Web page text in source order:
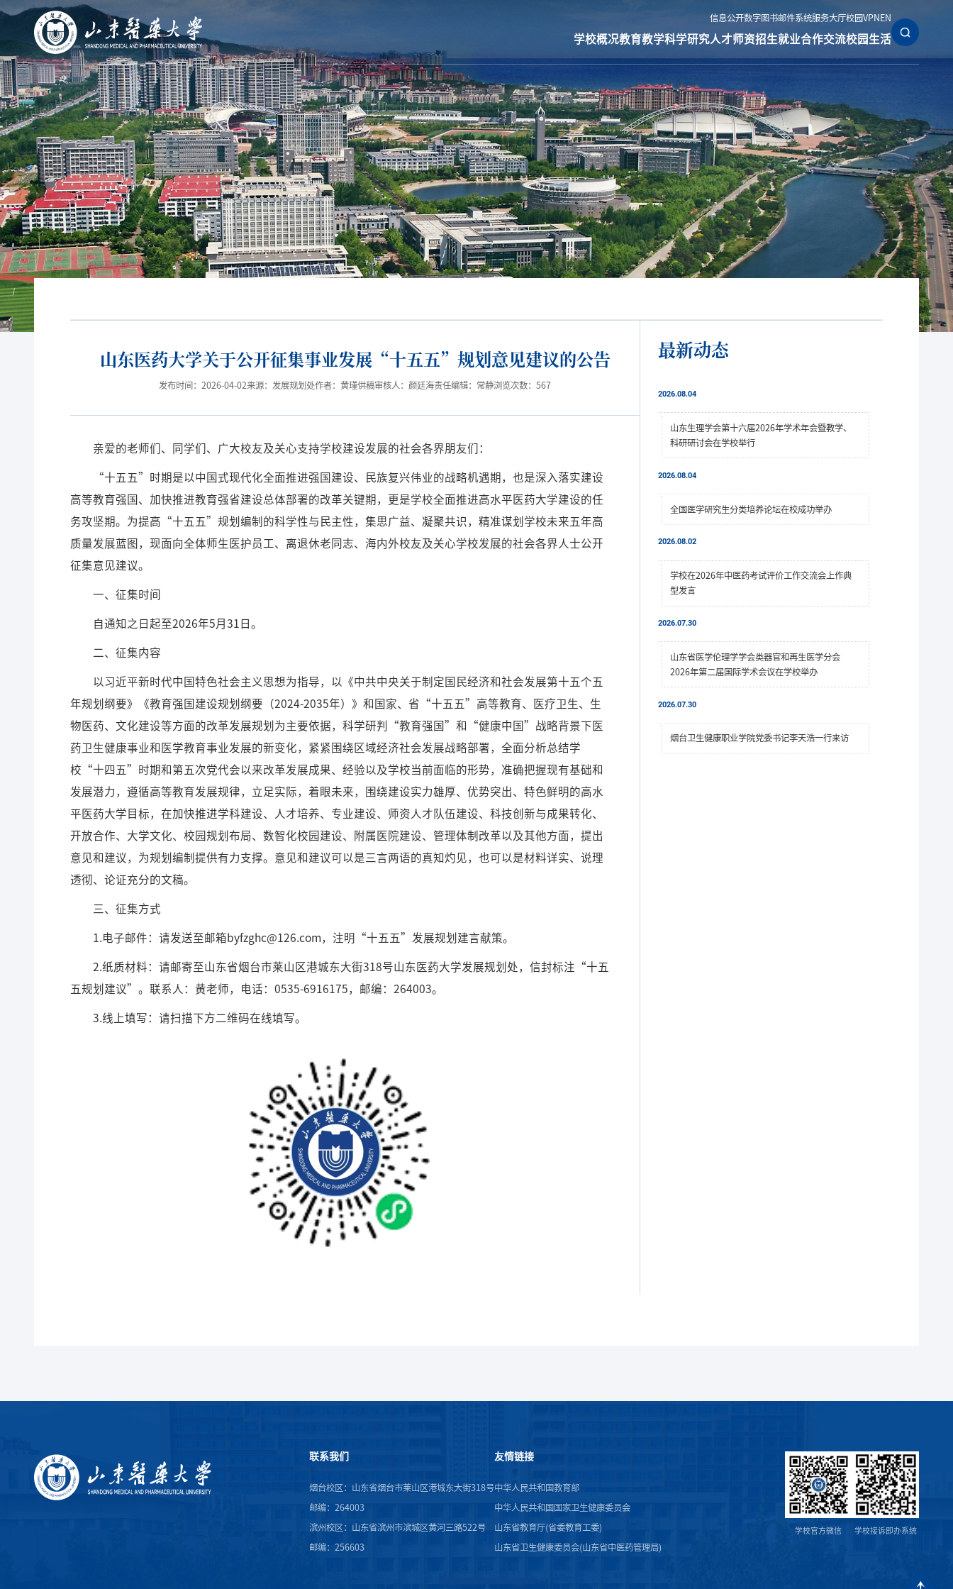
信息公开数字图书邮件系统服务大厅校园VPN EN
学校概况教育教学科学研究人才师资招生就业合作交流校园生活
山东医药大学关于公开征集事业发展“十五五”规划意见建议的公告
发布时间：2026-04-02来源：发展规划处作者：黄瑾供稿审核人：颜廷海责任编辑：常静浏览次数： 567
亲爱的老师们、同学们、广大校友及关心支持学校建设发展的社会各界朋友们：
“十五五”时期是以中国式现代化全面推进强国建设、民族复兴伟业的战略机遇期，也是深入落实建设
高等教育强国、加快推进教育强省建设总体部署的改革关键期，更是学校全面推进高水平医药大学建设的任
务攻坚期。为提高“十五五”规划编制的科学性与民主性，集思广益、凝聚共识，精准谋划学校未来五年高
质量发展蓝图，现面向全体师生医护员工、离退休老同志、海内外校友及关心学校发展的社会各界人士公开
征集意见建议。
一、征集时间
自通知之日起至2026年5月31日。
二、征集内容
以习近平新时代中国特色社会主义思想为指导，以《中共中央关于制定国民经济和社会发展第十五个五
年规划纲要》《教育强国建设规划纲要（2024-2035年）》和国家、省“十五五”高等教育、医疗卫生、生
物医药、文化建设等方面的改革发展规划为主要依据，科学研判“教育强国”和“健康中国”战略背景下医
药卫生健康事业和医学教育事业发展的新变化，紧紧围绕区域经济社会发展战略部署，全面分析总结学
校“十四五”时期和第五次党代会以来改革发展成果、经验以及学校当前面临的形势，准确把握现有基础和
发展潜力，遵循高等教育发展规律，立足实际，着眼未来，围绕建设实力雄厚、优势突出、特色鲜明的高水
平医药大学目标，在加快推进学科建设、人才培养、专业建设、师资人才队伍建设、科技创新与成果转化、
开放合作、大学文化、校园规划布局、数智化校园建设、附属医院建设、管理体制改革以及其他方面，提出
意见和建议，为规划编制提供有力支撑。意见和建议可以是三言两语的真知灼见，也可以是材料详实、说理
透彻、论证充分的文稿。
三、征集方式
1.电子邮件：请发送至邮箱byfzghc@126.com，注明“十五五”发展规划建言献策。
2.纸质材料：请邮寄至山东省烟台市莱山区港城东大街318号山东医药大学发展规划处，信封标注“十五
五规划建议”。联系人：黄老师，电话：0535-6916175，邮编：264003。
3.线上填写：请扫描下方二维码在线填写。
最新动态
2026.08.04
山东生理学会第十六届2026年学术年会暨教学、
科研研讨会在学校举行
2026.08.04
全国医学研究生分类培养论坛在校成功举办
2026.08.02
学校在2026年中医药考试评价工作交流会上作典
型发言
2026.07.30
山东省医学伦理学学会类器官和再生医学分会
2026年第二届国际学术会议在学校举办
2026.07.30
烟台卫生健康职业学院党委书记李天浩一行来访
联系我们
烟台校区：山东省烟台市莱山区港城东大街318号
邮编：264003
滨州校区：山东省滨州市滨城区黄河三路522号
邮编：256603
友情链接
中华人民共和国教育部
中华人民共和国国家卫生健康委员会
山东省教育厅(省委教育工委)
山东省卫生健康委员会(山东省中医药管理局)
学校官方微信 学校接诉即办系统